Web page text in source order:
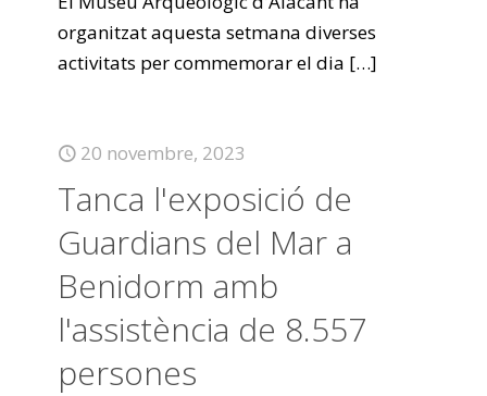
organitzat aquesta setmana diverses
activitats per commemorar el dia […]
20 novembre, 2023
Tanca l'exposició de
Guardians del Mar a
Benidorm amb
l'assistència de 8.557
persones